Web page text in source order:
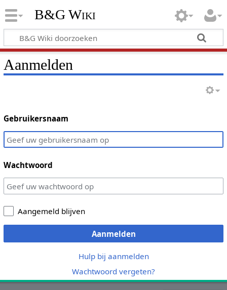
B&G Wiki
Aanmelden
Gebruikersnaam
Wachtwoord
Aangemeld blijven
Aanmelden
Hulp bij aanmelden
Wachtwoord vergeten?